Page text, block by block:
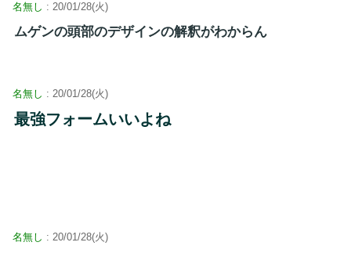
名無し : 20/01/28(火)
ムゲンの頭部のデザインの解釈がわからん
名無し : 20/01/28(火)
最強フォームいいよね
名無し : 20/01/28(火)